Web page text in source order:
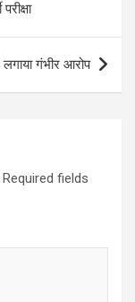
गंभीर आरोप
Required fields